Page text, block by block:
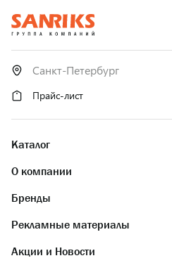
ОПТОМ
И В РОЗНИЦУ
Прайс-лист
Каталог
О компании
Бренды
Рекламные материалы
Акции и Новости